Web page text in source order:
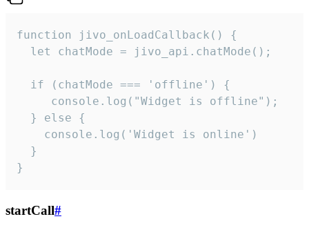
function jivo_onLoadCallback() {
  let chatMode = jivo_api.chatMode();
  if (chatMode === 'offline') {
     console.log("Widget is offline");
  } else {
    console.log('Widget is online')
  }
}
startCall#